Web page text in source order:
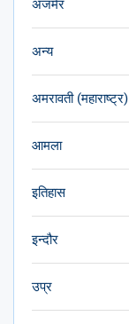
अजमेर
अन्य
अमरावती (महाराष्ट्र)
आमला
इतिहास
इन्दौर
उप्र